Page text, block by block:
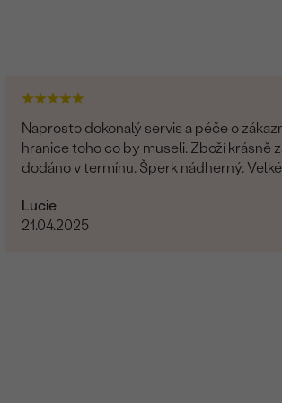
Naprosto dokonalý servis a péče o
hranice toho co by museli. Zboží krásně zabaleno,
dodáno v termínu. Šperk nádherný.
Lucie
21.04.2025